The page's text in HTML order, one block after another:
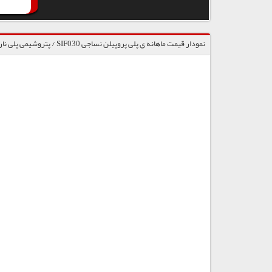
نمودار قیمت ماهانه ی پلی پروپیلن نساجی SIF030 / پتروشیمی پلی نار